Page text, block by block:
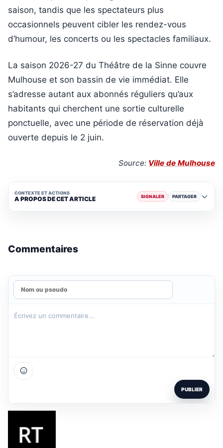
saison, tandis que les spectateurs plus
occasionnels peuvent cibler les rendez-vous
d’humour, les concerts ou les spectacles familiaux.
La saison 2026-27 du Théâtre de la Sinne couvre
Mulhouse et son bassin de vie immédiat. Elle
s’adresse autant aux abonnés réguliers qu’aux
habitants qui cherchent une sortie culturelle
ponctuelle, avec une période de réservation déjà
ouverte depuis le 2 juin.
Source: Ville de Mulhouse
CONTEXTE ET ACTIONS
A PROPOS DE CET ARTICLE SIGNALER PARTAGER
Commentaires
PUBLIER